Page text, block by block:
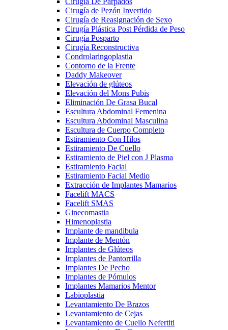
Cirugía de Pezón Invertido
Cirugía de Reasignación de Sexo
Cirugía Plástica Post Pérdida de Peso
Cirugía Posparto
Cirugía Reconstructiva
Condrolaringoplastia
Contorno de la Frente
Daddy Makeover
Elevación de glúteos
Elevación del Mons Pubis
Eliminación De Grasa Bucal
Escultura Abdominal Femenina
Escultura Abdominal Masculina
Escultura de Cuerpo Completo
Estiramiento Con Hilos
Estiramiento De Cuello
Estiramiento de Piel con J Plasma
Estiramiento Facial
Estiramiento Facial Medio
Extracción de Implantes Mamarios
Facelift MACS
Facelift SMAS
Ginecomastia
Himenoplastia
Implante de mandibula
Implante de Mentón
Implantes de Glúteos
Implantes de Pantorrilla
Implantes De Pecho
Implantes de Pómulos
Implantes Mamarios Mentor
Labioplastia
Levantamiento De Brazos
Levantamiento de Cejas
Levantamiento de Cuello Nefertiti